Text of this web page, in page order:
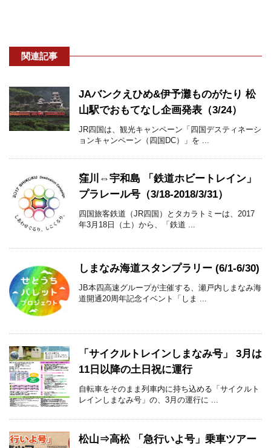
関連記事
JAバンクえひめ&伊予灘ものがたり 松
山駅でおもてなし企画発表（3/24）
JR四国は、観光キャンペーン「四国デスティネーシ
ョンキャンペーン（四国DC）」を ...
窪川⇔宇和島 「鉄道ホビートレイン」
プラレール号（3/18-2018/3/31）
四国旅客鉄道（JR四国）とタカラトミーは、2017
年3月18日（土）から、「鉄道 ...
しまなみ海道スタンプラリー (6/1-6/30)
JB本四高速グループが主催する、瀬戸内しまなみ海
道開通20周年記念イベント「しま ...
「サイクルトレインしまなみ号」 3月は
11日以降の土日祝に運行
自転車をそのまま列車内に持ち込める「サイクルト
レインしまなみ号」の、3月の運行に ...
松山⇒高松 「急行いよ号」乗車ツアー